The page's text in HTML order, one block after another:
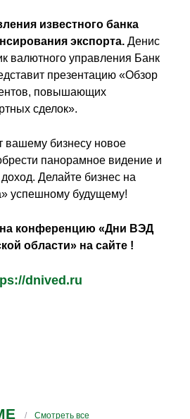
известного банка
экспорта. Денис
валютного управления Банк
презентацию «Обзор
повышающих
сделок».
вашему бизнесу новое
панорамное видение и
Делайте бизнес на
успешному будущему!
на конференцию «Дни ВЭД
области» на сайте !
dnived.ru
Смотреть все